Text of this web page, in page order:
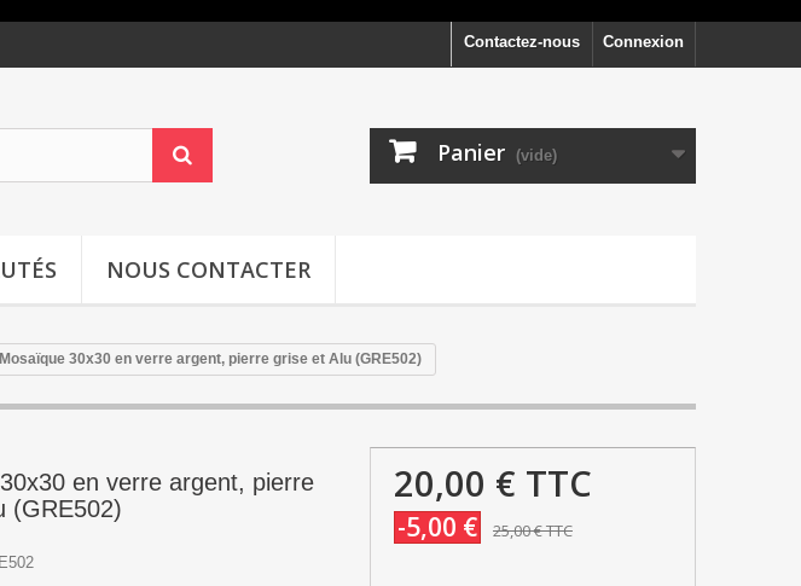
Connexion
Contactez-nous
Panier (vide)
NOUS CONTACTER
Mosaïque 30x30 en verre argent, pierre grise et Alu (GRE502)
en verre argent, pierre
(GRE502)
20,00 € TTC
-5,00 € 25,00 €TTC